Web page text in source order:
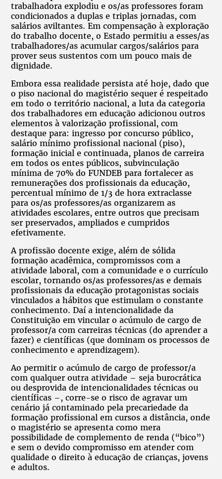
trabalhadora explodiu e os/as professores foram
condicionados a duplas e triplas jornadas, com
salários aviltantes. Em compensação à exploração
do trabalho docente, o Estado permitiu a esses/as
trabalhadores/as acumular cargos/salários para
prover seus sustentos com um pouco mais de
dignidade.
Embora essa realidade persista até hoje, dado que
o piso nacional do magistério sequer é respeitado
em todo o território nacional, a luta da categoria
dos trabalhadores em educação adicionou outros
elementos à valorização profissional, com
destaque para: ingresso por concurso público,
salário mínimo profissional nacional (piso),
formação inicial e continuada, planos de carreira
em todos os entes públicos, subvinculação
mínima de 70% do FUNDEB para fortalecer as
remunerações dos profissionais da educação,
percentual mínimo de 1/3 de hora extraclasse
para os/as professores/as organizarem as
atividades escolares, entre outros que precisam
ser preservados, ampliados e cumpridos
efetivamente.
A profissão docente exige, além de sólida
formação acadêmica, compromissos com a
atividade laboral, com a comunidade e o currículo
escolar, tornando os/as professores/as e demais
profissionais da educação protagonistas sociais
vinculados a hábitos que estimulam o constante
conhecimento. Daí a intencionalidade da
Constituição em vincular o acúmulo de cargo de
professor/a com carreiras técnicas (do aprender a
fazer) e científicas (que dominam os processos de
conhecimento e aprendizagem).
Ao permitir o acúmulo de cargo de professor/a
com qualquer outra atividade – seja burocrática
ou desprovida de intencionalidades técnicas ou
científicas –, corre-se o risco de agravar um
cenário já contaminado pela precariedade da
formação profissional em cursos a distância, onde
o magistério se apresenta como mera
possibilidade de complemento de renda (“bico”)
e sem o devido compromisso em atender com
qualidade o direito à educação de crianças, jovens
e adultos.